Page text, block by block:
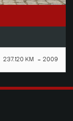
237.120 KM 2009